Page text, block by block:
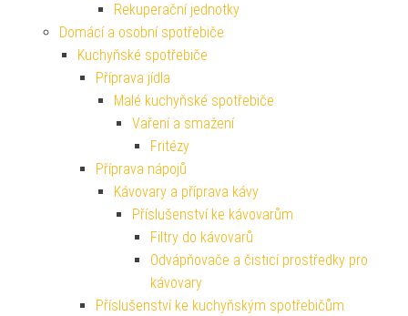
Rekuperační jednotky
Domácí a osobní spotřebiče
Kuchyňské spotřebiče
Příprava jídla
Malé kuchyňské spotřebiče
Vaření a smažení
Fritézy
Příprava nápojů
Kávovary a příprava kávy
Příslušenství ke kávovarům
Filtry do kávovarů
Odvápňovače a čisticí prostředky pro
kávovary
Příslušenství ke kuchyňským spotřebičům